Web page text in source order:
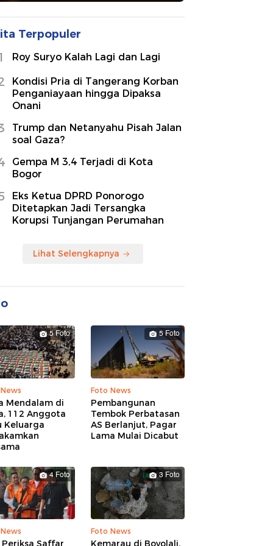
Terpopuler
Roy Suryo Kalah Lagi dan Lagi
Kondisi Pria di Tangerang Korban
Penganiayaan hingga Dipaksa
Onani
Trump dan Netanyahu Pisah Jalan
soal Gaza?
Gempa M 3,4 Terjadi di Kota
Bogor
Eks Ketua DPRD Ponorogo
Ditetapkan Jadi Tersangka
Korupsi Tunjangan Perumahan
Lihat Selengkapnya
5 Foto
Mendalam di
112 Anggota
Keluarga
5 Foto
Foto News
Pembangunan
Tembok Perbatasan
AS Berlanjut, Pagar
Lama Mulai Dicabut
4 Foto
Periksa Saffar
3 Foto
Foto News
Kemarau di Boyolali,